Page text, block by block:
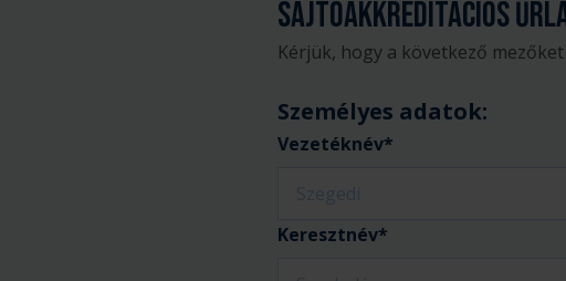
Sajtóakkreditációs
Kérjük, hogy a következő
Személyes
adatok:
Személyes adatok:
Vezetéknév*
Keresztnév*